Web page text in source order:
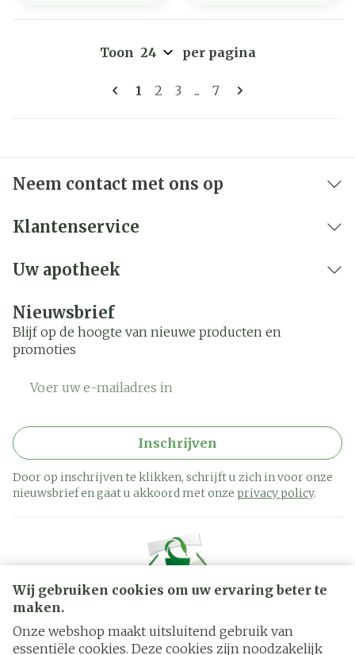
Wij gebruiken cookies om uw ervaring beter te
maken.
Onze webshop maakt uitsluitend gebruik van
essentiële cookies. Deze cookies zijn noodzakelijk
Pagina's
U lees momenteel pagina
1 Pagina
2 Pagina
3 ... Pagina
7
Toon per pagina
Neem contact met ons op
Klantenservice
Uw apotheek
Nieuwsbrief
Blijf op de hoogte van nieuwe producten en
promoties
Inschrijven
Door op inschrijven te klikken, schrijft u zich in voor onze
nieuwsbrief en gaat u akkoord met onze privacy policy.
Juridische links